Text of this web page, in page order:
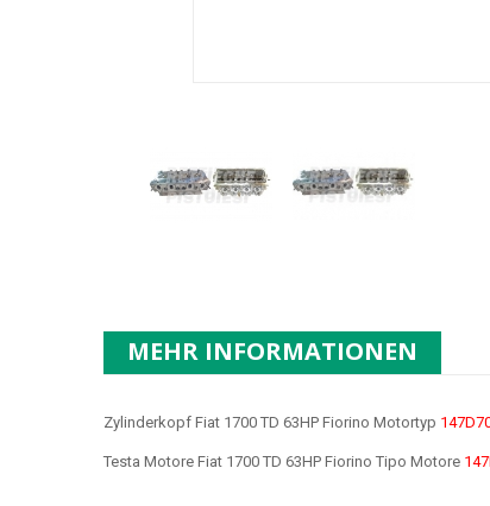
MEHR INFORMATIONEN
Zylinderkopf Fiat 1700 TD 63HP Fiorino Motortyp
Testa Motore Fiat 1700 TD 63HP Fiorino Tipo Motore